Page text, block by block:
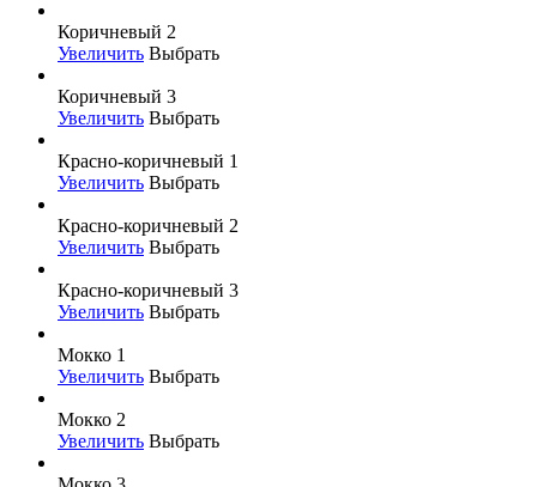
Коричневый 2
Увеличить Выбрать
Коричневый 3
Увеличить Выбрать
Красно-коричневый 1
Увеличить Выбрать
Красно-коричневый 2
Увеличить Выбрать
Красно-коричневый 3
Увеличить Выбрать
Мокко 1
Увеличить Выбрать
Мокко 2
Увеличить Выбрать